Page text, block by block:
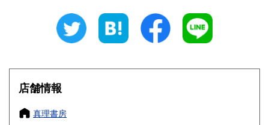
静岡県
360円 三重県
滋賀県 360円 京都府 360円
大阪府
奈良県
店舗情報
真理書房